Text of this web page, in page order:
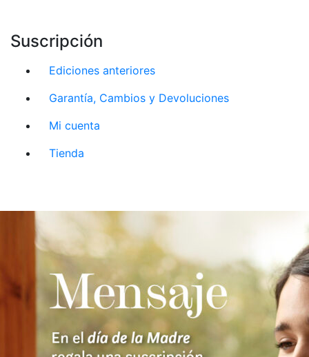
Suscripción
Ediciones anteriores
Garantía, Cambios y Devoluciones
Mi cuenta
Tienda